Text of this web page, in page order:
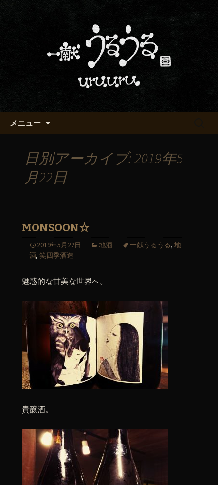
京都・五条でおいしい地酒が飲
める「一献うるうる」のブロ
京都・五条烏丸の町屋居酒屋「一献う
るうる」からのお知らせ
メニュー
日別アーカイブ: 2019年5
月22日
MONSOON☆
2019年5月22日 地酒 一献うるうる, 地
酒, 笑四季酒造
魅惑的な甘美な世界へ。
貴醸酒。